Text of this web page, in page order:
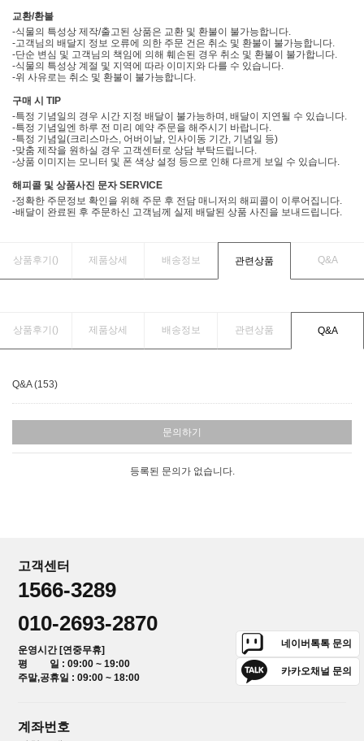
교환/환불
-식물의 특성상 제작/출고된 상품은 교환 및 환불이 불가능합니다.
-고객님의 배달지 정보 오류에 의한 주문 건은 취소 및 환불이 불가능합니다.
-단순 변심 및 고객님의 책임에 의해 훼손된 경우 취소 및 환불이 불가합니다.
-식물의 특성상 계절 및 지역에 따라 이미지와 다를 수 있습니다.
-위 사유로는 취소 및 환불이 불가능합니다.
구매 시 TIP
-특정 기념일의 경우 시간 지정 배달이 불가능하며, 배달이 지연될 수 있습니다.
-특정 기념일엔 하루 전 미리 예약 주문을 해주시기 바랍니다.
-특정 기념일(크리스마스, 어버이날, 인사이동 기간, 기념일 등)
-맞춤 제작을 원하실 경우 고객센터로 상담 부탁드립니다.
-상품 이미지는 모니터 및 폰 색상 설정 등으로 인해 다르게 보일 수 있습니다.
해피콜 및 상품사진 문자 SERVICE
-정확한 주문정보 확인을 위해 주문 후 전담 매니저의 해피콜이 이루어집니다.
-배달이 완료된 후 주문하신 고객님께 실제 배달된 상품 사진을 보내드립니다.
상품후기() 제품상세 배송정보 관련상품 Q&A
상품후기() 제품상세 배송정보 관련상품 Q&A
Q&A (153)
문의하기
등록된 문의가 없습니다.
고객센터
1566-3289
010-2693-2870
운영시간 [연중무휴]
평 일 : 09:00 ~ 19:00
주말,공휴일 : 09:00 ~ 18:00
네이버톡톡 문의
카카오채널 문의
계좌번호